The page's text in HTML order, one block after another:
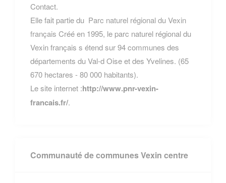
Contact.
Elle fait partie du Parc naturel régional du Vexin
français Créé en 1995, le parc naturel régional du
Vexin français s étend sur 94 communes des
départements du Val-d Oise et des Yvelines. (65
670 hectares - 80 000 habitants).
Le site internet :http://www.pnr-vexin-
francais.fr/.
Communauté de communes Vexin centre